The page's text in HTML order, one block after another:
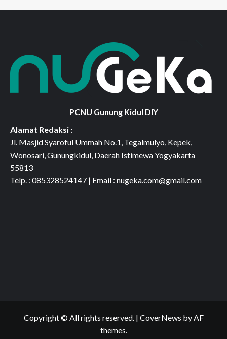
PCNU Gunung Kidul DIY
Alamat Redaksi :
Jl. Masjid Syaroful Ummah No.1, Tegalmulyo, Kepek,
Wonosari, Gunungkidul, Daerah Istimewa Yogyakarta
55813
Telp. : 085328524147 | Email : nugeka.com@gmail.com
Copyright © All rights reserved. | CoverNews by AF
themes.